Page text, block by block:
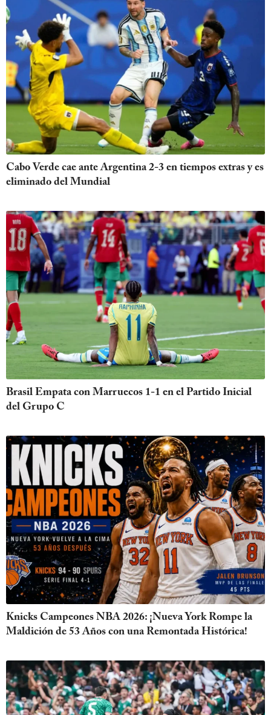
Cabo Verde cae ante Argentina 2-3 en tiempos extras y es
eliminado del Mundial
Brasil Empata con Marruecos 1-1 en el Partido Inicial
del Grupo C
Knicks Campeones NBA 2026: ¡Nueva York Rompe la
Maldición de 53 Años con una Remontada Histórica!